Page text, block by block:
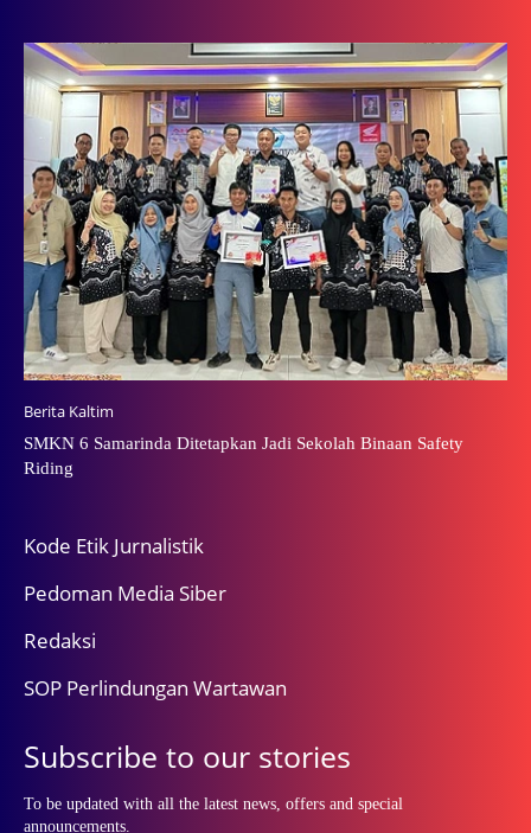
Berita Kaltim
SMKN 6 Samarinda Ditetapkan Jadi Sekolah Binaan Safety
Riding
Kode Etik Jurnalistik
Pedoman Media Siber
Redaksi
SOP Perlindungan Wartawan
Subscribe to our stories
To be updated with all the latest news, offers and special
announcements.